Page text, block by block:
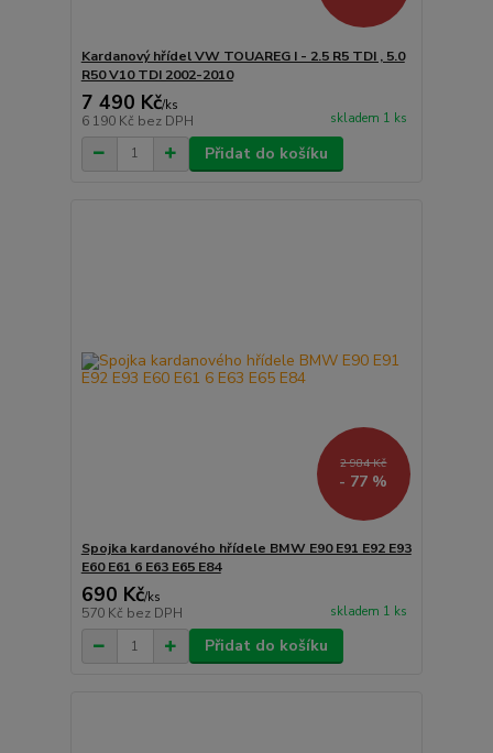
Kardanový hřídel VW TOUAREG I - 2.5 R5 TDI , 5.0
R50 V10 TDI 2002-2010
7 490 Kč/ks
6 190 Kč bez DPH skladem 1 ks
Přidat do košíku
2 984 Kč
- 77 %
Spojka kardanového hřídele BMW E90 E91 E92 E93
E60 E61 6 E63 E65 E84
690 Kč/ks
570 Kč bez DPH skladem 1 ks
Přidat do košíku